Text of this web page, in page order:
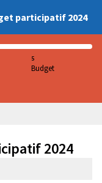
participatif 2024
5
Budget
2024